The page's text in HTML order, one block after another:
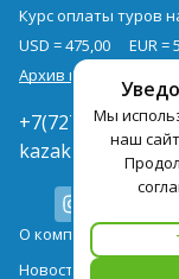
Мы
наш
Курс оплаты туров
USD = 475,00
EUR =
Архив курсов
+7(727)3771000
О компании
Новости